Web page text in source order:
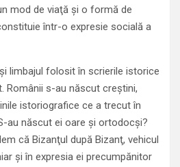
mod de viaţă şi o formă de
într-o expresie socială a
limbajul folosit în scrierile istorice
Românii s-au născut creştini,
istoriografice ce a trecut în
au născut ei oare şi ortodocşi?
că Bizanţul după Bizanţ, vehicul
şi în expresia ei precumpănitor